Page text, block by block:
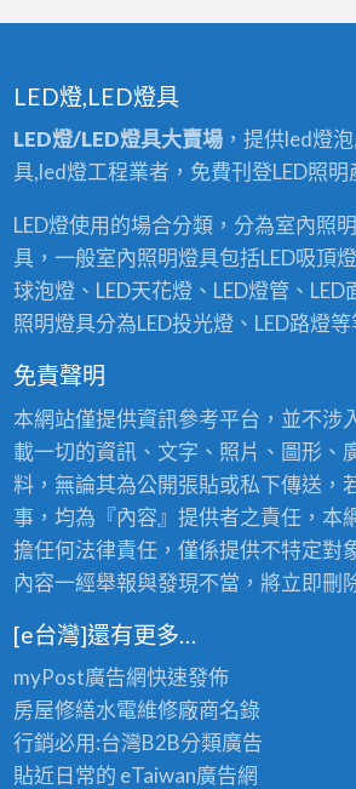
LED燈,LED燈具
LED燈/LED燈具大賣場，提供led燈
具,led燈工程業者，免費刊登LED照明
LED燈使用的場合分類，分為室內照
具，一般室內照明燈具包括LED吸頂
球泡燈、LED天花燈、LED燈管、
照明燈具分為LED投光燈、LED路燈等
免責聲明
本網站僅提供資訊參考平台，並不涉
載一切的資訊、文字、照片、圖形、
料，無論其為公開張貼或私下傳送，
事，均為『內容』提供者之責任，本
擔任何法律責任，僅係提供不特定對
內容一經舉報與發現不當，將立即刪
[e台灣]還有更多…
myPost廣告網快速發佈
房屋修繕水電維修廠商名錄
行銷必用:台灣B2B分類廣告
貼近日常的 eTaiwan廣告網